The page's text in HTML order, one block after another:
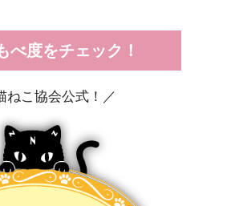
べ度をチェック！
ねこ協会公式！／